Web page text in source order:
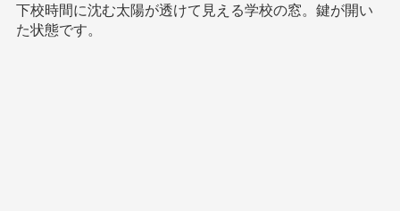
下校時間に沈む太陽が透けて見える学校の窓。鍵が開い
た状態です。